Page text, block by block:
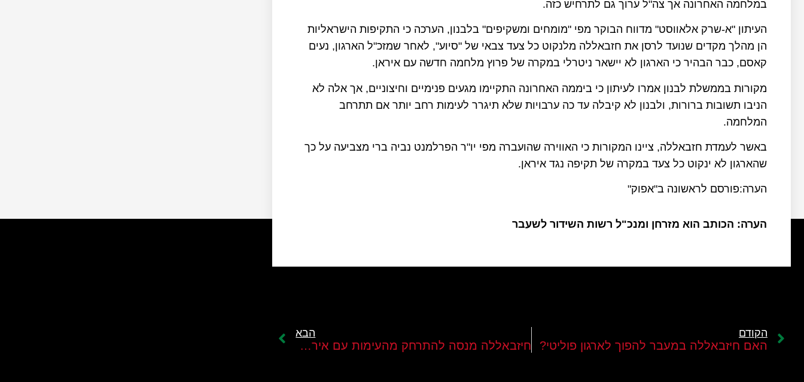
במלחמה האחרונה אך צה"ל ערוך גם לתרחיש כזה.
העיתון "א-שרק אלאווסט" מדווח הבוקר מפי "מומחים ומשקיפים" בלבנון, הערכה כי התקיפות הישראליות
הן מהלך מקדים שנועד לרסן את חזבאללה מלנקוט כל צעד צבאי של "סיוע", לאחר שמזכ"ל הארגון, נעים
קאסם, כבר הבהיר כי הארגון לא יישאר ניטרלי במקרה של פרוץ מלחמה חדשה עם איראן.
מקורות בממשלת לבנון אמרו לעיתון כי ביממה האחרונה התקיימו מגעים פנימיים וחיצוניים, אך אלה לא
הניבו תשובות ברורות, ולבנון לא קיבלה עד כה ערבויות שלא תיגרר לעימות רחב יותר אם תתרחב
המלחמה.
באשר לעמדת חזבאללה, ציינו המקורות כי האווירה שהועברה מפי יו"ר הפרלמנט נביה ברי מצביעה על כך
שהארגון לא ינקוט כל צעד במקרה של תקיפה נגד איראן.
הערה:פורסם לראשונה ב"אפוק"
הערה: הכותב הוא מזרחן ומנכ"ל רשות השידור לשעבר
הקודם
האם חיזבאללה במעבר להפוך לארגון פוליטי?
הבא
חיזבאללה מנסה להתרחק מהעימות עם איראן ומצהיר על סולידריות בלבד